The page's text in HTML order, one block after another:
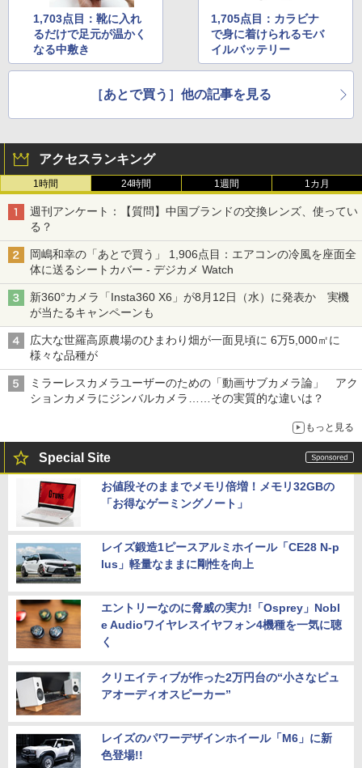
1,703点目：靴に入れ
るだけで足元が温かく
なる中敷き
1,705点目：カラビナ
で身に着けられるモバ
イルバッテリー
［あとで買う］他の記事を見る
アクセスランキング
1時間 24時間 1週間 1カ月
週刊アンケート：【質問】中国ブランドの交換レンズ、使ってい
る？
岡嶋和幸の「あとで買う」 1,906点目：エアコンの冷風を座面全
体に送るシートカバー - デジカメ Watch
新360°カメラ「Insta360 X6」が8月12日（水）に発表か 実機
が当たるキャンペーンも
広大な世羅高原農場のひまわり畑が一面見頃に 6万5,000㎡に
様々な品種が
ミラーレスカメラユーザーのための「動画サブカメラ論」 アク
ションカメラにジンバルカメラ……その実質的な違いは？
もっと見る
Special Site
お値段そのままでメモリ倍増！メモリ32GBの
「お得なゲーミングノート」
レイズ鍛造1ピースアルミホイール「CE28 N-p
lus」軽量なままに剛性を向上
エントリーなのに脅威の実力!「Osprey」Nobl
e Audioワイヤレスイヤフォン4機種を一気に聴
く
クリエイティブが作った2万円台の“小さなピュ
アオーディオスピーカー”
レイズのパワーデザインホイール「M6」に新
色登場!!